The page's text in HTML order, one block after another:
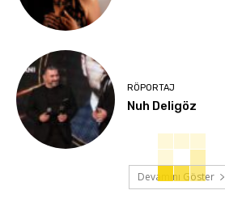
RÖPORTAJ
Nuh Deligöz
Devamını Göster